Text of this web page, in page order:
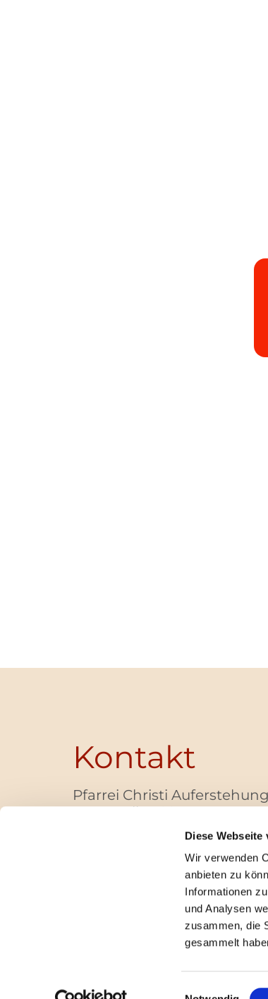
Diese Webseite
Wir verwenden
anbieten zu
Informationen
und Analysen
zusammen, die
gesammelt
Kontakt
Pfarrei Christi Auferstehung
Bayernallee 28
+49 (0)30 / 30 00 03 -40
pfarrbuero@christi-
IBAN DE62 3706 0193 6006 9310